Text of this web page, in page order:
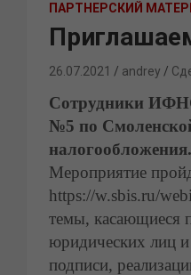
ПАРТНЕРСКИЙ
26.07.2021 andrey
Сотрудники
№5 по
налогообложения.
Мероприятие
https://w.sbis.ru/
темы, касающиеся
юридических лиц
подписи,